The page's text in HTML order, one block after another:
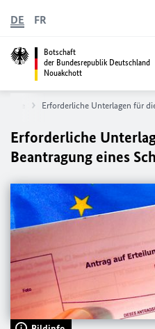
Botschaft
der Bundesrepublik Deutschland
Nouakchott
DE FR
Erforderliche Unterlagen für
Erforderliche
Beantragung eines